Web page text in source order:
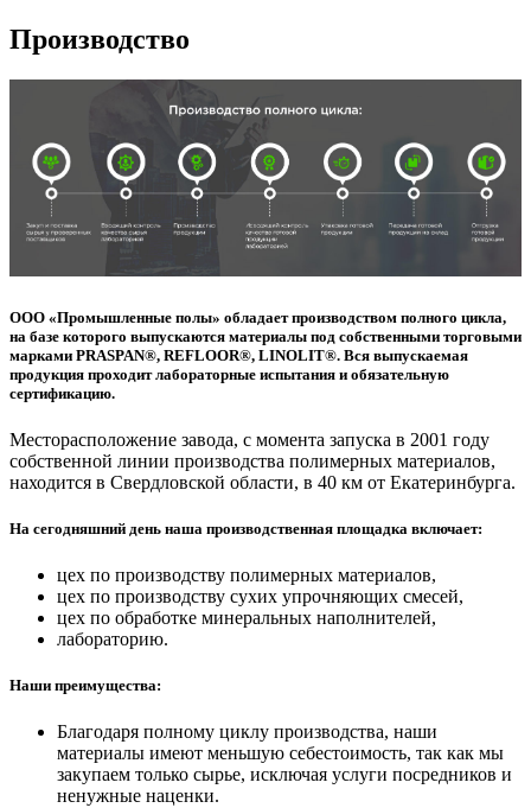
Производство
ООО «Промышленные полы» обладает производством полного цикла,
на базе которого выпускаются материалы под собственными торговыми
марками PRASPAN®, REFLOOR®, LINOLIT®. Вся выпускаемая
продукция проходит лабораторные испытания и обязательную
сертификацию.
Месторасположение завода, с момента запуска в 2001 году
собственной линии производства полимерных материалов,
находится в Свердловской области, в 40 км от Екатеринбурга.
На сегодняшний день наша производственная площадка включает:
цех по производству полимерных материалов,
цех по производству сухих упрочняющих смесей,
цех по обработке минеральных наполнителей,
лабораторию.
Наши преимущества:
Благодаря полному циклу производства, наши
материалы имеют меньшую себестоимость, так как мы
закупаем только сырье, исключая услуги посредников и
ненужные наценки.